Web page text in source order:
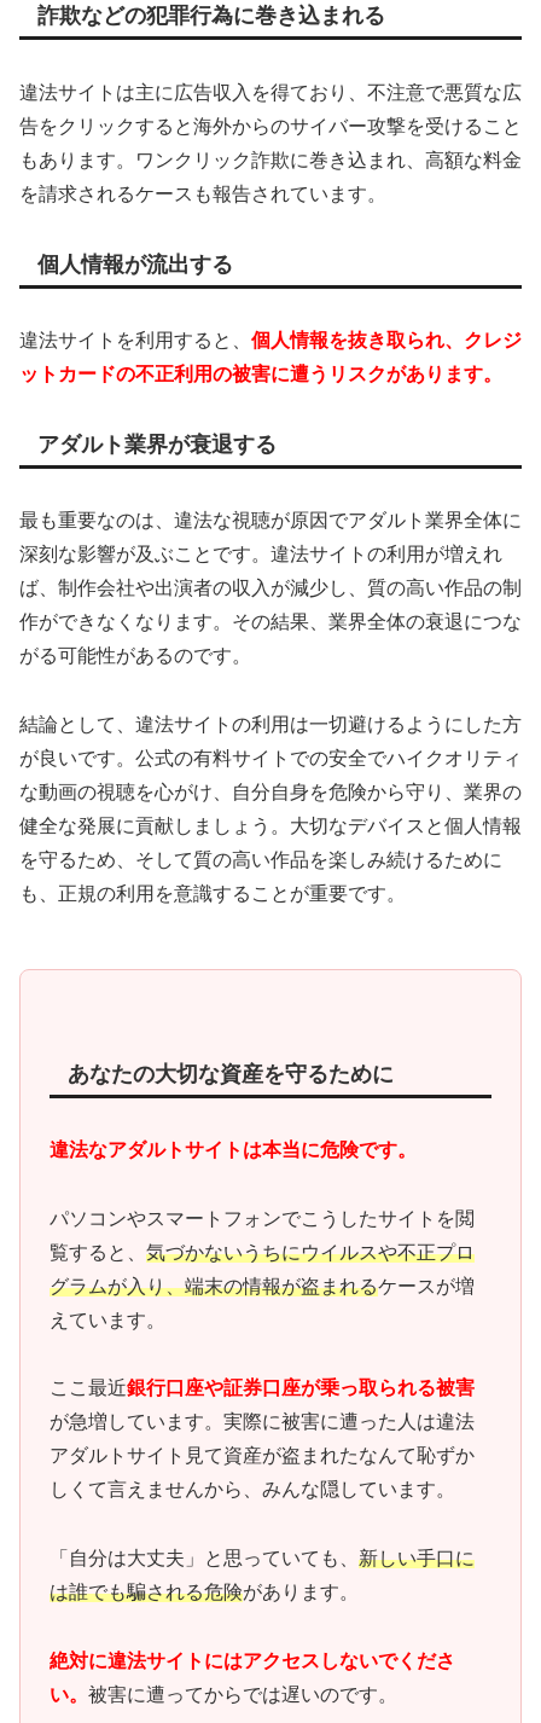
詐欺などの犯罪行為に巻き込まれる
違法サイトは主に広告収入を得ており、不注意で悪質な広
告をクリックすると海外からのサイバー攻撃を受けること
もあります。ワンクリック詐欺に巻き込まれ、高額な料金
を請求されるケースも報告されています。
個人情報が流出する
違法サイトを利用すると、 個人情報を抜き取られ、クレジ
ットカードの不正利用の被害に遭うリスクがあります。
アダルト業界が衰退する
最も重要なのは、違法な視聴が原因でアダルト業界全体に
深刻な影響が及ぶことです。違法サイトの利用が増えれ
ば、制作会社や出演者の収入が減少し、質の高い作品の制
作ができなくなります。その結果、業界全体の衰退につな
がる可能性があるのです。
結論として、違法サイトの利用は一切避けるようにした方
が良いです。公式の有料サイトでの安全でハイクオリティ
な動画の視聴を心がけ、自分自身を危険から守り、業界の
健全な発展に貢献しましょう。大切なデバイスと個人情報
を守るため、そして質の高い作品を楽しみ続けるために
も、正規の利用を意識することが重要です。
あなたの大切な資産を守るために
違法なアダルトサイトは本当に危険です。
パソコンやスマートフォンでこうしたサイトを閲
覧すると、 気づかないうちにウイルスや不正プロ
グラムが入り、端末の情報が盗まれるケースが増
えています。
ここ最近銀行口座や証券口座が乗っ取られる被害
が急増しています。実際に被害に遭った人は違法
アダルトサイト見て資産が盗まれたなんて恥ずか
しくて言えませんから、みんな隠しています。
「自分は大丈夫」と思っていても、 新しい手口に
は誰でも騙される危険があります。
絶対に違法サイトにはアクセスしないでくださ
い。 被害に遭ってからでは遅いのです。